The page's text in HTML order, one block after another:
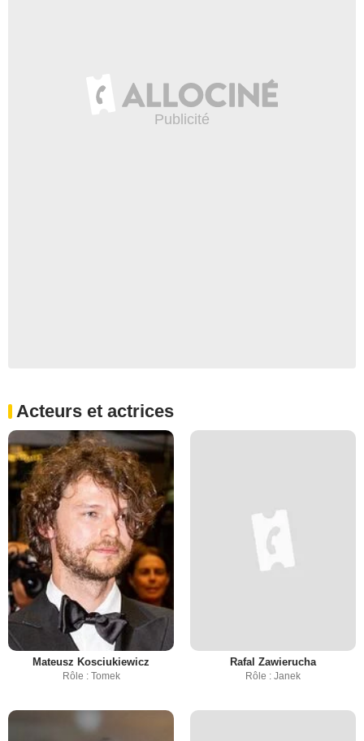
Acteurs et actrices
Mateusz Kosciukiewicz
Rôle : Tomek
Rafal Zawierucha
Rôle : Janek